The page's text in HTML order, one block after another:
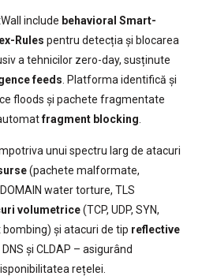
include behavioral Smart-
Rules pentru detecția și blocarea
a tehnicilor zero-day, susținute
feeds . Platforma identifică și
floods și pachete fragmentate
fragment blocking
unui spectru larg de atacuri
(pachete malformate,
water torture, TLS
volumetrice(TCP, UDP, SYN,
bombing) și atacuri de tip reflective
și CLDAP – asigurând
rețelei.